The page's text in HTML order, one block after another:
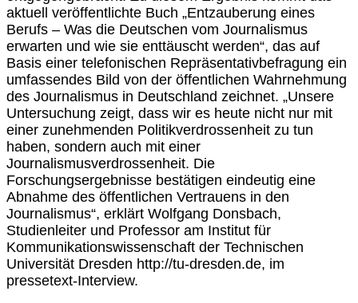
aktuell veröffentlichte Buch „Entzauberung eines
Berufs – Was die Deutschen vom Journalismus
erwarten und wie sie enttäuscht werden“, das auf
Basis einer telefonischen Repräsentativbefragung ein
umfassendes Bild von der öffentlichen Wahrnehmung
des Journalismus in Deutschland zeichnet. „Unsere
Untersuchung zeigt, dass wir es heute nicht nur mit
einer zunehmenden Politikverdrossenheit zu tun
haben, sondern auch mit einer
Journalismusverdrossenheit. Die
Forschungsergebnisse bestätigen eindeutig eine
Abnahme des öffentlichen Vertrauens in den
Journalismus“, erklärt Wolfgang Donsbach,
Studienleiter und Professor am Institut für
Kommunikationswissenschaft der Technischen
Universität Dresden http://tu-dresden.de, im
pressetext-Interview.